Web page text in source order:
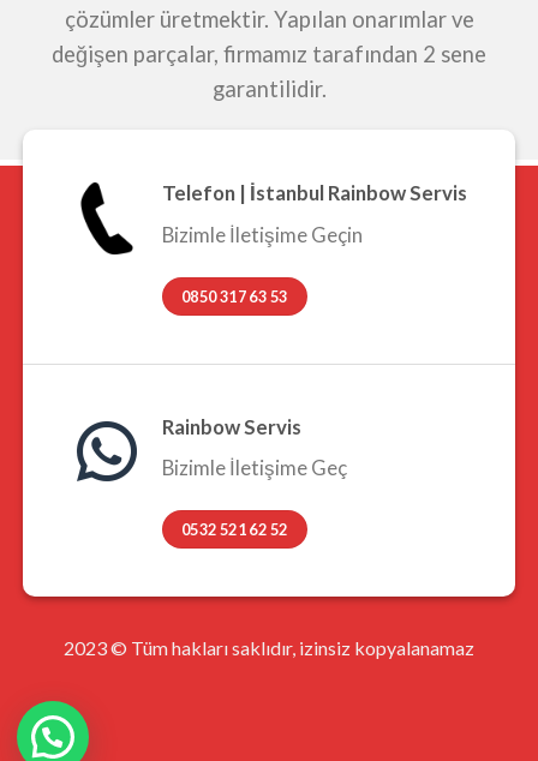
çözümler üretmektir. Yapılan onarımlar ve
değişen parçalar, firmamız tarafından 2 sene
garantilidir.
Telefon | İstanbul Rainbow Servis
Bizimle İletişime Geçin
0850 317 63 53
Rainbow Servis
Bizimle İletişime Geç
0532 521 62 52
2023 © Tüm hakları saklıdır, izinsiz kopyalanamaz